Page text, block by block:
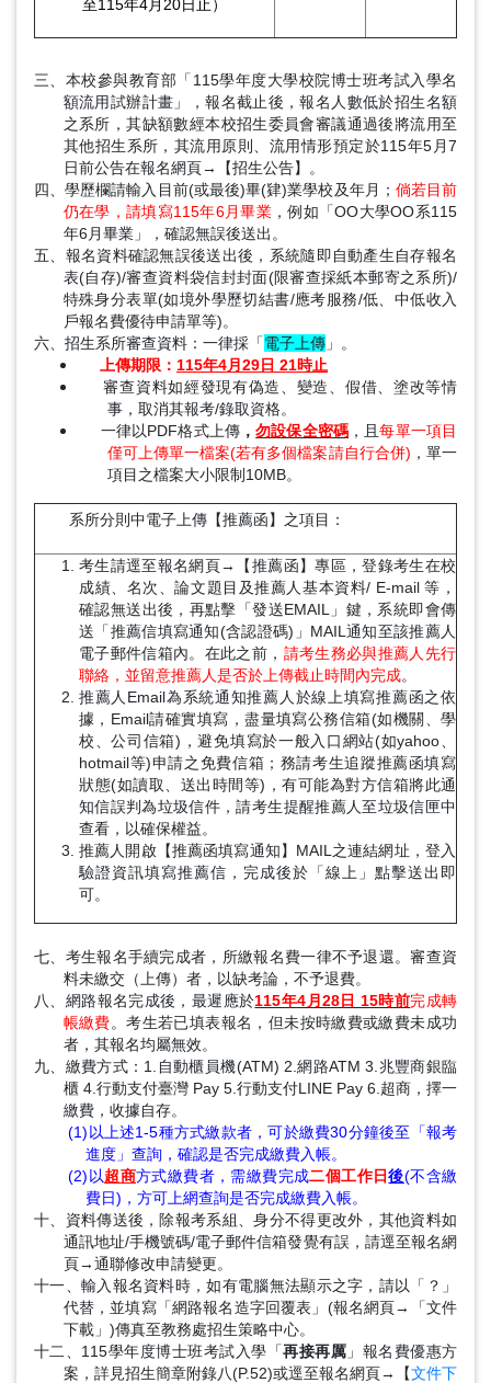
至115年4月20日止）
三、本校參與教育部「115學年度大學校院博士班考試入學名
額流用試辦計畫」，報名截止後，報名人數低於招生名額
之系所，其缺額數經本校招生委員會審議通過後將流用至
其他招生系所，其流用原則、流用情形預定於115年5月7
日前公告在報名網頁→【招生公告】。
四、學歷欄請輸入目前(或最後)畢(肄)業學校及年月； 倘若目前
仍在學，請填寫115年6月畢業 ，例如「OO大學OO系115
年6月畢業」，確認無誤後送出。
五、報名資料確認無誤後送出後，系統隨即自動產生自存報名
表(自存)/審查資料袋信封封面(限審查採紙本郵寄之系所)/
特殊身分表單(如境外學歷切結書/應考服務/低、中低收入
戶報名費優待申請單等)。
六、招生系所審查資料：一律採「電子上傳 」。
上傳期限： 115年4月29日 21時止
審查資料如經發現有偽造、變造、假借、塗改等情
事，取消其報考/錄取資格。
一律以PDF格式上傳 ，勿設保全密碼 ，且每單一項目
僅可上傳單一檔案(若有多個檔案請自行合併) ，單一
項目之檔案大小限制10MB。
系所分則中電子上傳【推薦函】之項目：
考生請逕至報名網頁→【推薦函】專區，登錄考生在校
成績、名次、論文題目及推薦人基本資料/ E-mail 等，
確認無送出後，再點擊「發送EMAIL」鍵，系統即會傳
送「推薦信填寫通知(含認證碼)」MAIL通知至該推薦人
電子郵件信箱內。在此之前， 請考生務必與推薦人先行
聯絡，並留意推薦人是否於上傳截止時間內完成。
推薦人Email為系統通知推薦人於線上填寫推薦函之依
據，Email請確實填寫，盡量填寫公務信箱(如機關、學
校、公司信箱)，避免填寫於一般入口網站(如yahoo、
hotmail等)申請之免費信箱；務請考生追蹤推薦函填寫
狀態(如讀取、送出時間等)，有可能為對方信箱將此通
知信誤判為垃圾信件，請考生提醒推薦人至垃圾信匣中
查看，以確保權益。
推薦人開啟【推薦函填寫通知】MAIL之連結網址，登入
驗證資訊填寫推薦信，完成後於「線上」點擊送出即
可。
七、考生報名手續完成者，所繳報名費一律不予退還。審查資
料未繳交（上傳）者，以缺考論，不予退費。
八、網路報名完成後，最遲應於115年4月28日 15時前完成轉
帳繳費。考生若已填表報名，但未按時繳費或繳費未成功
者，其報名均屬無效。
九、繳費方式：1.自動櫃員機(ATM) 2.網路ATM 3.兆豐商銀臨
櫃 4.行動支付臺灣 Pay 5.行動支付LINE Pay 6.超商，擇一
繳費，收據自存。
(1)以上述1-5種方式繳款者，可於繳費30分鐘後至「報考
進度」查詢，確認是否完成繳費入帳。
(2)以超商方式繳費者，需繳費完成二個工作日後(不含繳
費日)，方可上網查詢是否完成繳費入帳。
十、資料傳送後，除報考系組、身分不得更改外，其他資料如
通訊地址/手機號碼/電子郵件信箱發覺有誤，請逕至報名網
頁→通聯修改申請變更。
十一、輸入報名資料時，如有電腦無法顯示之字，請以「？」
代替，並填寫「網路報名造字回覆表」(報名網頁→「文件
下載」)傳真至教務處招生策略中心。
十二、115學年度博士班考試入學「再接再厲 」報名費優惠方
案，詳見招生簡章附錄八(P.52)或逕至報名網頁→【文件下